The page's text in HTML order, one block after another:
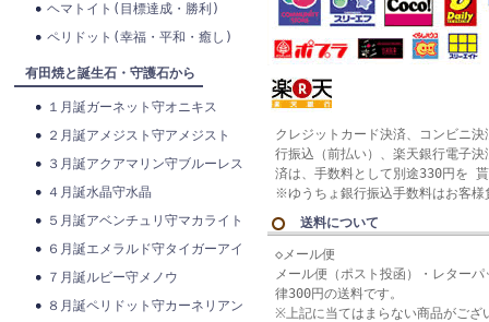
ヘマトイト(目標達成・勝利)
ペリドット(幸福・平和・癒し)
有田焼と誕生石・守護石から
１月誕ガーネット守オニキス
２月誕アメジスト守アメジスト
３月誕アクアマリン守ブルーレス
４月誕水晶守水晶
５月誕アベンチュリ守マカライト
６月誕エメラルド守タイガーアイ
７月誕ルビー守メノウ
８月誕ペリドット守カーネリアン
クレジットカード決済、コンビニ
行振込（前払い）、楽天銀行電子
済は、手数料として別途330円を
※ゆうちょ銀行振込手数料はお客様
送料について
◇メール便
メール便（ポスト投函）・レター
律300円の送料です。
※上記に当てはまらない商品がござ